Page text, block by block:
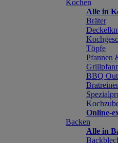
Kochen
Alle in
Bräter
Töpfe
Pfannen
BBQ
Online-
Backen
Alle in